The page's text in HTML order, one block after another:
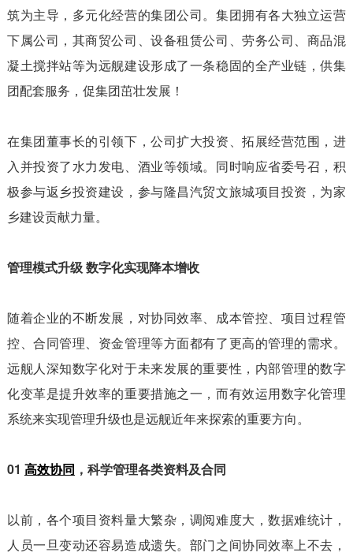
筑为主导，多元化经营的集团公司。集团拥有各大独立运营
下属公司，其商贸公司、设备租赁公司、劳务公司、商品混
凝土搅拌站等为远舰建设形成了一条稳固的全产业链，供集
团配套服务，促集团茁壮发展！
在集团董事长的引领下，公司扩大投资、拓展经营范围，进
入并投资了水力发电、酒业等领域。同时响应省委号召，积
极参与返乡投资建设，参与隆昌汽贸文旅城项目投资，为家
乡建设贡献力量。
管理模式升级 数字化实现降本增收
随着企业的不断发展，对协同效率、成本管控、项目过程管
控、合同管理、资金管理等方面都有了更高的管理的需求。
远舰人深知数字化对于未来发展的重要性，内部管理的数字
化变革是提升效率的重要措施之一，而有效运用数字化管理
系统来实现管理升级也是远舰近年来探索的重要方向。
01 高效协同 ，科学管理各类资料及合同
以前，各个项目资料量大繁杂，调阅难度大，数据难统计，
人员一旦变动还容易造成遗失。部门之间协同效率上不去，